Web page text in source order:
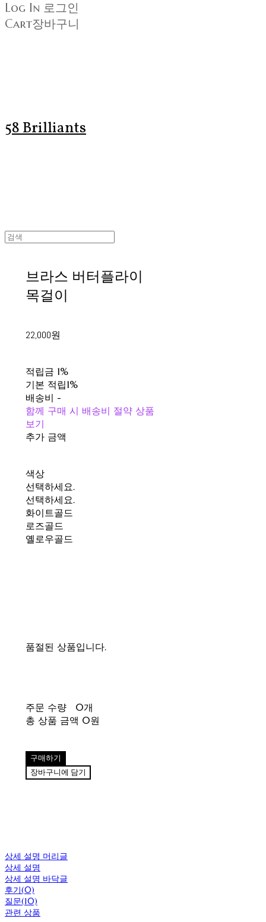
Log In 로그인
Cart장바구니
58 Brilliants
브라스 버터플라이
목걸이
22,000원
적립금 1%
기본 적립1%
배송비 -
함께 구매 시 배송비 절약 상품
보기
추가 금액
색상
선택하세요.
선택하세요.
화이트골드
로즈골드
옐로우골드
품절된 상품입니다.
주문 수량
0개
총 상품 금액 0원
구매하기
장바구니에 담기
상세 설명 머리글
상세 설명
상세 설명 바닥글
후기(0)
질문(10)
관련 상품